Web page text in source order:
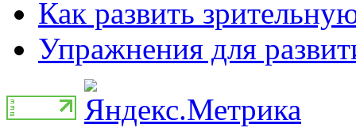
Как развить
Упражнения для